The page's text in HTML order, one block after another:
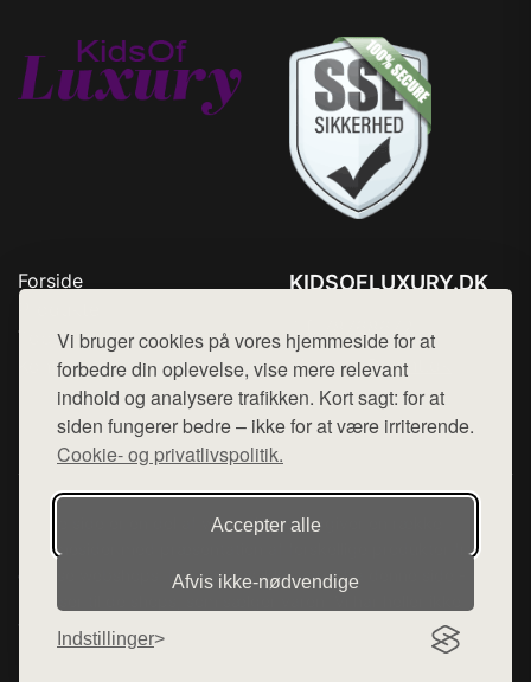
Vi bruger cookies på vores hjemmeside for at
forbedre din oplevelse, vise mere relevant
indhold og analysere trafikken. Kort sagt: for at
siden fungerer bedre – ikke for at være irriterende.
Cookie- og privatlivspolitik.
Accepter alle
Afvis ikke‑nødvendige
Indstillinger
Forside
Top Rabatter
Kontakt
KIDSOFLUXURY.DK
Mail: hej@want.dk
Cookie- og privatlivspolitik
Denne side er en del af want.dk, der udgiver en række
hjemmesider med præsentation af forskellige produkter fra
diverse webshops. Der sælges ikke varer fra denne side - vi
henviser til de shops, som sælger varen. Vi har heller ikke
varerne på lager.